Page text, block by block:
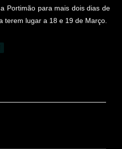
Portimão para mais dois dias de
terem lugar a 18 e 19 de Março.